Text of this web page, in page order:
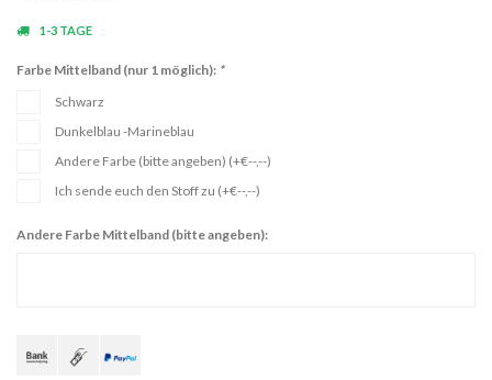
1-3 TAGE
Farbe Mittelband (nur 1 möglich): *
Schwarz
Dunkelblau -Marineblau
Andere Farbe (bitte angeben) (+€--,--)
Ich sende euch den Stoff zu (+€--,--)
Andere Farbe Mittelband (bitte angeben):